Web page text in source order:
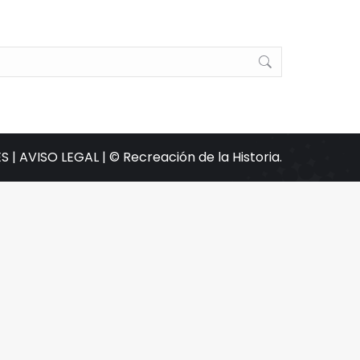
| AVISO LEGAL | © Recreación de la Historia.